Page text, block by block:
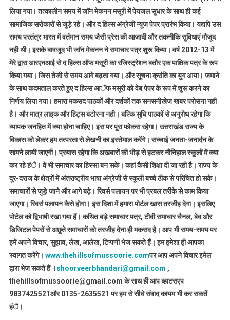
लिया गया। तत्कालीन समय में जाॅन मेकनन मसूरी में पेयजल सुधार के साथ ही कई
सामाजिक सरोकारों से जुड़े रहे। और द हिल्स अंग्रेजी न्यूज पेपर प्रारंभ किया। यद्यपि उस
समय परतंत्र भारत में वर्तमान समय जैसी प्रेस की आजादी और तकनीकि सुविधाएं मौजूद
नही थी। इसके बावजूद भी जाॅन मेकनन ने समाचार पत्र शुरू किया। वर्ष 2012-13 में
मेरे द्वारा आरएनआई से द हिल्स ऑफ मसूरी का रजिस्ट्रेशन बतौर एक पाक्षिक पत्र के रूप
किया गया। जिस तेजी से समय आगे बढ़ता गया। और सूचना क्रांति का युग आया। जमाने
के साथ कदमताल करते हुए द हिल्स आॅफ मसूरी को वेब पेपर के रूप में शुरू करने का
निर्णय लिया गया। हमारा मकसद पाठकों और दर्शकों तक सनसनीखेज खबर परोसना नही
है। और मात्र लाइक और हिट्स बटोरना नही। बल्कि सुधि पाठकों से अनुरोध रहेगा कि
व्यापक जनहित में क्या होना चाहिए। इस पर पूरा फोकस रहेगा। उत्तराखंड राज्य के
विकास को लेकर हम तत्परता से लेखनी का इस्तेमाल करेंगे। सच्चाई जनता-जनार्दन के
सामने लायी जाएगी। प्रयास रहेगा कि अखबारों की भीड़ से हटकर नौनिहाल स्कूलों में क्या
कर रहे हंै। वे भी समाचार का हिस्सा बन सके। कहां कैसी शिक्षा दी जा रही है। राज्य के
दूर-दराज के क्षेत्रों में अंतराष्ट्रीय भाषा अंग्रेजी से स्कूली बच्चे ठीक से परिचित हो सके।
समाचारों से जुड़े जाने और आगे बढ़े। रिवर्स पलायन पर भी प्रबल तरीके से काम किया
जाएगा। रिवर्स पलायन कैसे होगा। इस दिशा में हमारा पोर्टल खास तरजीह देगा। इसलिए
पोर्टल को द्विभाषी रखा गया हैं। कथित बड़े समाचार पत्र, टीवी समाचार चैनल, बेव और
डिजिटल पेपरों से अछूते समाचारों को तरजीह देना ही मकसद है। आप भी समय-समय पर
हमें अपने विचार, सुझाव, लेख, आलेख, टिप्पणी भेज सकते हैं। हम हमेशा ही आपका
स्वागत करेंगे। www.thehillsofmussoorie.comपर आप अपने विचार इमेल
द्वारा भेज सकते हैं ।shoorveerbhandari@gmail.com ,
thehillsofmussoorie@gmail.com के साथ ही आप व्हाटसएप
9837425521और 0135-2635521 पर हम से सीधे संवाद कायम भी कर सकतें
हंै।